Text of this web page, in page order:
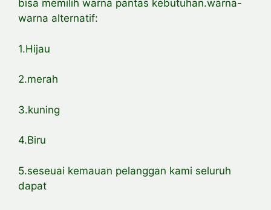
bisa memilih warna pantas kebutuhan.warna-
warna alternatif:
1.Hijau
2.merah
3.kuning
4.Biru
5.seseuai kemauan pelanggan kami seluruh
dapat